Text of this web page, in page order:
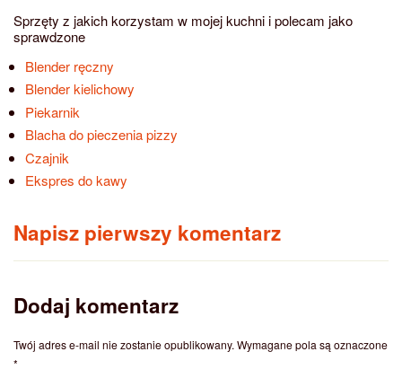
Sprzęty z jakich korzystam w mojej kuchni i polecam jako
sprawdzone
Blender ręczny
Blender kielichowy
Piekarnik
Blacha do pieczenia pizzy
Czajnik
Ekspres do kawy
Napisz pierwszy komentarz
Dodaj komentarz
Twój adres e-mail nie zostanie opublikowany. Wymagane pola są oznaczone
*